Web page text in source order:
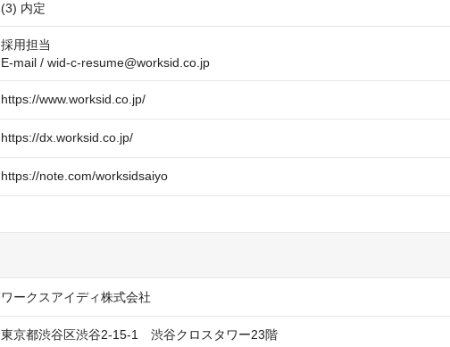
(3) 内定
採用担当
E-mail / wid-c-resume@worksid.co.jp
https://www.worksid.co.jp/
https://dx.worksid.co.jp/
https://note.com/worksidsaiyo
ワークスアイディ株式会社
東京都渋谷区渋谷2-15-1　渋谷クロスタワー23階